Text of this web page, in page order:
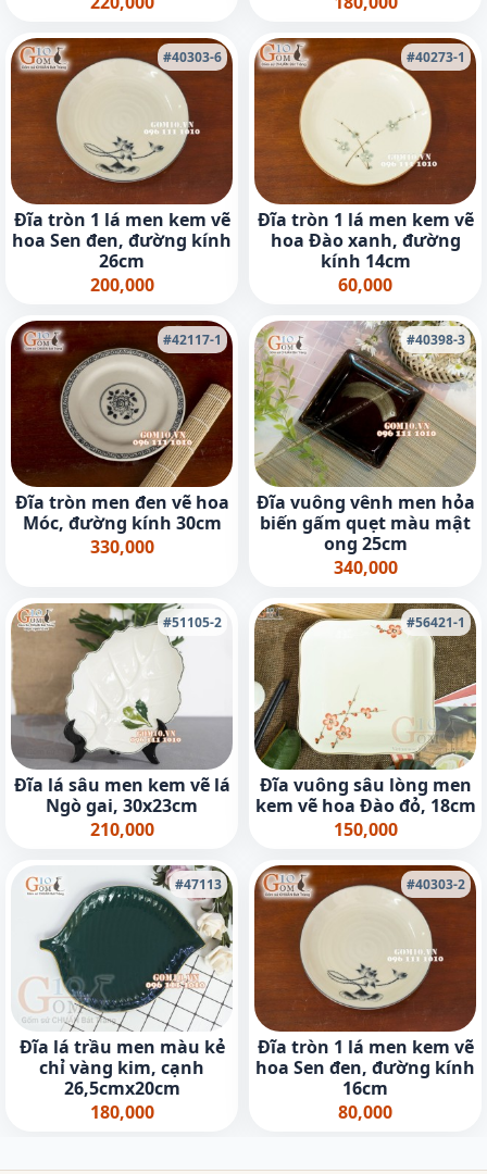
#40303-6
Đĩa tròn 1 lá men kem vẽ
hoa Sen đen, đường kính
26cm
200,000
#40273-1
Đĩa tròn 1 lá men kem vẽ
hoa Đào xanh, đường
kính 14cm
60,000
#42117-1
Đĩa tròn men đen vẽ hoa
Móc, đường kính 30cm
330,000
#40398-3
Đĩa vuông vênh men hỏa
biến gấm quẹt màu mật
ong 25cm
340,000
#51105-2
Đĩa lá sâu men kem vẽ lá
Ngò gai, 30x23cm
210,000
#56421-1
Đĩa vuông sâu lòng men
kem vẽ hoa Đào đỏ, 18cm
150,000
#47113
Đĩa lá trầu men màu kẻ
chỉ vàng kim, cạnh
26,5cmx20cm
180,000
#40303-2
Đĩa tròn 1 lá men kem vẽ
hoa Sen đen, đường kính
16cm
80,000